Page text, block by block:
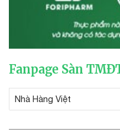
Fanpage Sàn
Nhà Hàng Việt